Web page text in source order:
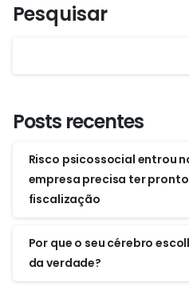
Pesquisar
Posts recentes
Risco psicossocial entrou
empresa precisa ter
fiscalização
Por que o seu cérebro
da verdade?